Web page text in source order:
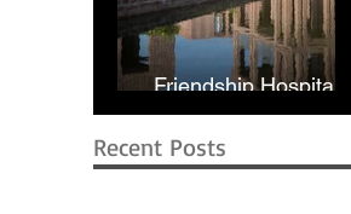
Friendship Hospital in
Shyamnagar | RIBA
Recent Posts